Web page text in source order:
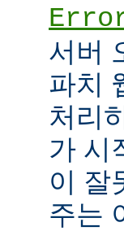
서버
파치
처리
가 시
이 잘
주는